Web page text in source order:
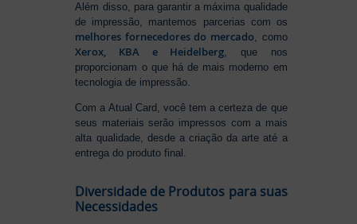
Além disso, para garantir a máxima qualidade
de impressão, mantemos parcerias com os
melhores fornecedores do mercado, como
Xerox, KBA e Heidelberg, que nos
proporcionam o que há de mais moderno em
tecnologia de impressão.
Com a Atual Card, você tem a certeza de que
seus materiais serão impressos com a mais
alta qualidade, desde a criação da arte até a
entrega do produto final.
Diversidade de Produtos para suas
Necessidades